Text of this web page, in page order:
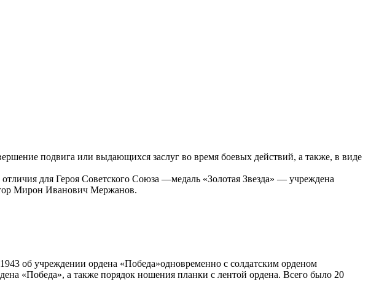
подвига или выдающихся заслуг во время боевых действий, а также, в виде
для Героя Советского Союза —медаль «Золотая Звезда» — учреждена
Мирон Иванович Мержанов.
об учреждении ордена «Победа»одновременно с солдатским орденом
«Победа», а также порядок ношения планки с лентой ордена. Всего было 20